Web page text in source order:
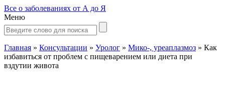
Все о заболеваниях от А до Я
Меню
Главная » Консультации » Уролог » Мико-, уреаплазмоз » Как
избавиться от проблем с пищеварением или диета при
вздутии живота